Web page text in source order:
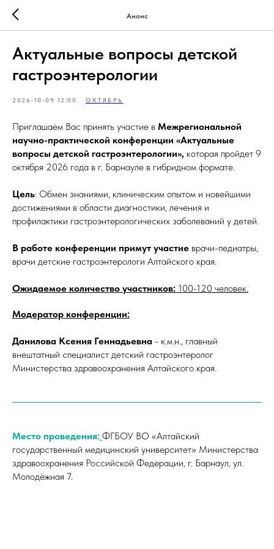
Анонс
Актуальные вопросы детской
гастроэнтерологии
2026-10-09 12:00 ОКТЯБРЬ
Приглашаем Вас принять участие в Межрегиональной
научно-практической конференции «Актуальные
вопросы детской гастроэнтерологии», которая пройдет 9
октября 2026 года в г. Барнауле в гибридном формате.
Цель: Обмен знаниями, клиническим опытом и новейшими
достижениями в области диагностики, лечения и
профилактики гастроэнтерологических заболеваний у детей.
В работе конференции примут участие врачи-педиатры,
врачи детские гастроэнтерологи Алтайского края.
Ожидаемое количество участников: 100-120 человек.
Модератор конференции:
Данилова Ксения Геннадьевна - к.м.н., главный
внештатный специалист детский гастроэнтеролог
Министерства здравоохранения Алтайского края.
Место проведения: ФГБОУ ВО «Алтайский
государственный медицинский университет» Министерства
здравоохранения Российской Федерации, г. Барнаул, ул.
Молодёжная 7.